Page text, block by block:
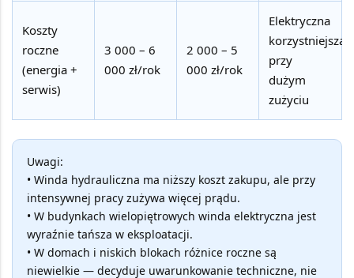
Koszty
roczne
(energia +
serwis)
3 000 – 6
000 zł/rok
2 000 – 5
000 zł/rok
Elektryczna
korzystniejsza
przy
dużym
zużyciu
Uwagi:
• Winda hydrauliczna ma niższy koszt zakupu, ale przy
intensywnej pracy zużywa więcej prądu.
• W budynkach wielopiętrowych winda elektryczna jest
wyraźnie tańsza w eksploatacji.
• W domach i niskich blokach różnice roczne są
niewielkie — decyduje uwarunkowanie techniczne, nie